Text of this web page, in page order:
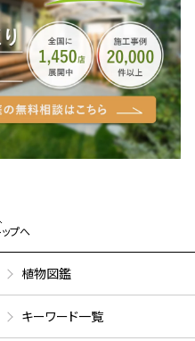
プへ
植物図鑑
キーワード一覧